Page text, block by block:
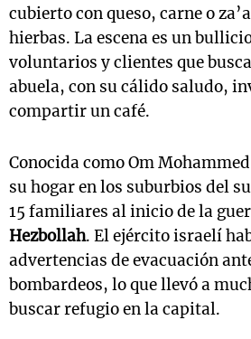
cubierto con queso, carne o
hierbas. La escena es un
voluntarios y clientes que
abuela, con su cálido saludo,
compartir un café.
Conocida como Om
su hogar en los suburbios del
15 familiares al inicio de la
Hezbollah. El ejército israelí
advertencias de evacuación
bombardeos, lo que llevó a
buscar refugio en la capital.